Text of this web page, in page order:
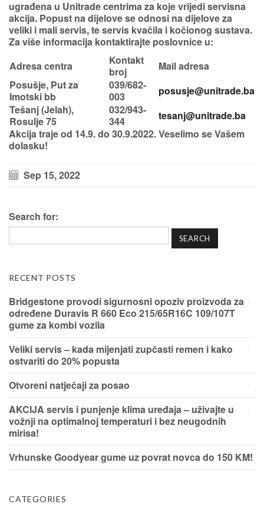
ugrađena u Unitrade centrima za koje vrijedi servisna
akcija. Popust na dijelove se odnosi na dijelove za
veliki i mali servis, te servis kvačila i kočionog sustava.
Za više informacija kontaktirajte poslovnice u:
Adresa centra
Kontakt
broj
Mail adresa
Posušje, Put za
Imotski bb
039/682-
003
posusje@unitrade.ba
Tešanj (Jelah),
Rosulje 75
032/943-
344
tesanj@unitrade.ba
Akcija traje od 14.9. do 30.9.2022. Veselimo se Vašem
dolasku!
Sep 15, 2022
Search for:
RECENT POSTS
Bridgestone provodi sigurnosni opoziv proizvoda za
određene Duravis R 660 Eco 215/65R16C 109/107T
gume za kombi vozila
Veliki servis – kada mijenjati zupčasti remen i kako
ostvariti do 20% popusta
Otvoreni natječaji za posao
AKCIJA servis i punjenje klima uređaja – uživajte u
vožnji na optimalnoj temperaturi i bez neugodnih
mirisa!
Vrhunske Goodyear gume uz povrat novca do 150 KM!
CATEGORIES